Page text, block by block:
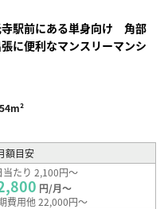
寺駅前にある単身向け 角部
に便利なマンスリーマンシ
額目安
当たり 2,100円～
円/月～
費用他 22,000円～